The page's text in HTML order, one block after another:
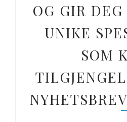
OG GIR DEG
UNIKE
SOM